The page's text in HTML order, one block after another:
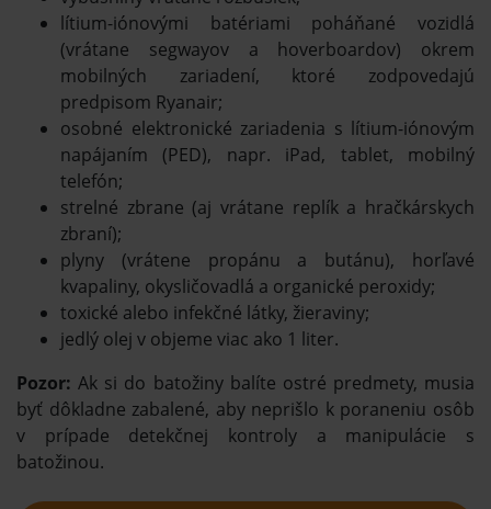
lítium-iónovými batériami poháňané vozidlá
(vrátane segwayov a hoverboardov) okrem
mobilných zariadení, ktoré zodpovedajú
predpisom Ryanair;
osobné elektronické zariadenia s lítium-iónovým
napájaním (PED), napr. iPad, tablet, mobilný
telefón;
strelné zbrane (aj vrátane replík a hračkárskych
zbraní);
plyny (vrátene propánu a butánu), horľavé
kvapaliny, okysličovadlá a organické peroxidy;
toxické alebo infekčné látky, žieraviny;
jedlý olej v objeme viac ako 1 liter.
Pozor: Ak si do batožiny balíte ostré predmety, musia
byť dôkladne zabalené, aby neprišlo k poraneniu osôb
v prípade detekčnej kontroly a manipulácie s
batožinou.